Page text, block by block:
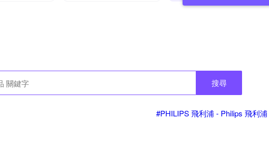
搜尋
#PHILIPS 飛利浦 - Philips 飛利浦